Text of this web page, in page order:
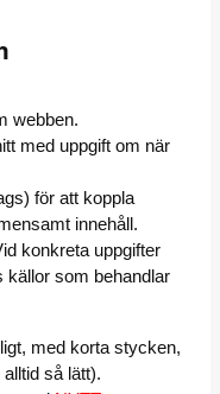
webben.
med uppgift om när
för att koppla
innehåll.
konkreta uppgifter
källor som behandlar
med korta stycken,
så lätt).